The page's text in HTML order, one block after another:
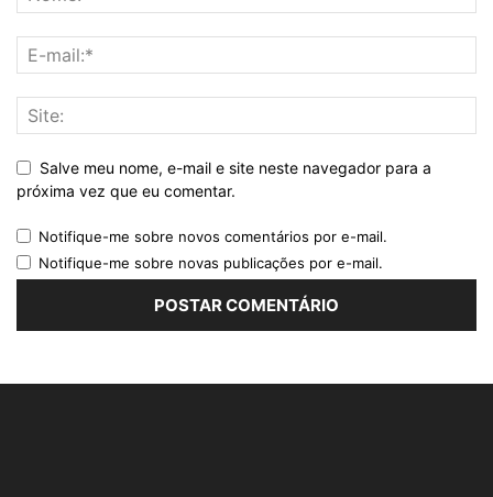
Salve meu nome, e-mail e site neste navegador para a
próxima vez que eu comentar.
Notifique-me sobre novos comentários por e-mail.
Notifique-me sobre novas publicações por e-mail.